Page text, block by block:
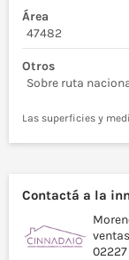
Área
47482
Otros
Sobre ruta
Las superficies y
Contactá a la
02227